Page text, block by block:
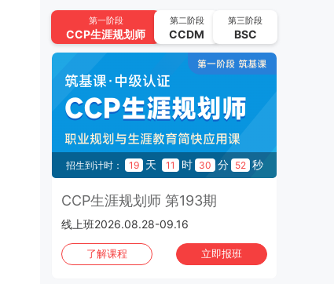
UAPM高考志愿规划师 第64期
2026.09.22-2026.10.15 | 线上班
班次：4
CCP生涯规划师 第195期
2026.10.02-2026.10.21 | 线上班
UAPM高考志愿规划师 第65期
2026.10.13-2026.11.05 | 线上班
CCP生涯规划师 第196期
2026.10.16-2026.11.04 | 线上班
CCP生涯规划师 第197期
第一阶段
CCP生涯规划师
第二阶段
CCDM
第三阶段
BSC
招生到计时： 19 天 11 时 30 分 51 秒
CCP生涯规划师 第193期
线上班2026.08.28-09.16
了解课程 立即报班